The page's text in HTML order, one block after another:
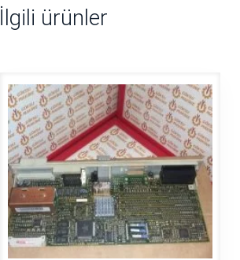
İlgili ürünler